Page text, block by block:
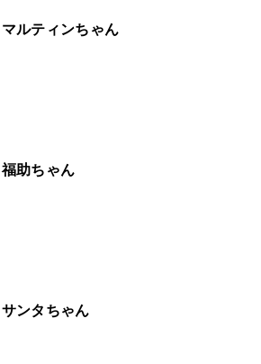
マルティンちゃん
福助ちゃん
サンタちゃん